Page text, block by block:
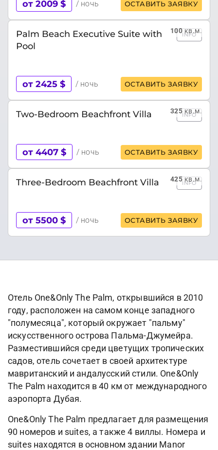
от 2009 $ / ночь ОСТАВИТЬ ЗАЯВКУ
100кв.м.
Palm Beach Executive Suite with
Pool
INFO
от 2425 $ / ночь ОСТАВИТЬ ЗАЯВКУ
325кв.м.
Two-Bedroom Beachfront Villa INFO
от 4407 $ / ночь ОСТАВИТЬ ЗАЯВКУ
425кв.м.
Three-Bedroom Beachfront Villa INFO
от 5500 $ / ночь ОСТАВИТЬ ЗАЯВКУ
Отель One&Only The Palm, открывшийся в 2010
году, расположен на самом конце западного
"полумесяца", который окружает "пальму"
искусственного острова Пальма-Джумейра.
Разместившийся среди цветущих тропических
садов, отель сочетает в своей архитектуре
мавританский и андалусский стили. One&Only
The Palm находится в 40 км от международного
аэропорта Дубая.
One&Only The Palm предлагает для размещения
90 номеров и suites, а также 4 виллы. Номера и
suites находятся в основном здании Manor